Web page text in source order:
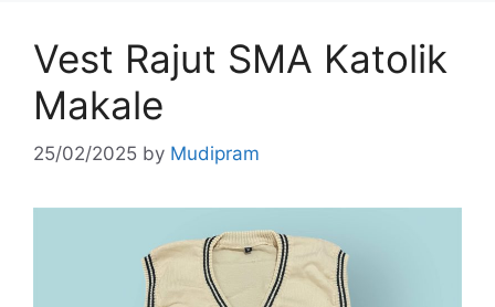
Vest Rajut SMA Katolik
Makale
25/02/2025 by Mudipram